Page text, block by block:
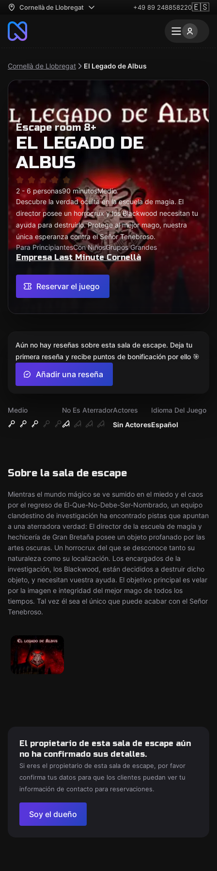
Cornellà de Llobregat +49 89 248858220🇪🇸
Cornellà de Llobregat El Legado de Albus
Escape room 8+
EL LEGADO DE
ALBUS
2 - 6 personas90 minutosMedio
Descubre la verdad oculta en la escuela de magia. El
director posee un horrocrux y los Blackwood necesitan tu
ayuda para destruirlo. Protege al mejor mago, nuestra
única esperanza contra el Señor Tenebroso.
Para PrincipiantesCon NiñosGrupos Grandes
Empresa Last Minute Cornellà
Reservar el juego
Medio
No Es Aterrador
Sin Actores
Actores
Español
Idioma Del Juego
Sobre la sala de escape
Mientras el mundo mágico se ve sumido en el miedo y el caos
por el regreso de El-Que-No-Debe-Ser-Nombrado, un equipo
clandestino de investigación ha encontrado pistas que apuntan
a una aterradora verdad: El director de la escuela de magia y
hechicería de Gran Bretaña posee un objeto profanado por las
artes oscuras. Un horrocrux del que se desconoce tanto su
naturaleza como su localización. Los encargados de la
investigación, los Blackwood, están decididos a destruir dicho
objeto, y necesitan vuestra ayuda. El objetivo principal es velar
por la imagen e integridad del mejor mago de todos los
tiempos. Tal vez él sea el único que puede acabar con el Señor
Tenebroso.
Aún no hay reseñas sobre esta sala de escape. Deja tu
primera reseña y recibe puntos de bonificación por ello 🎯
Añadir una reseña
El propietario de esta sala de escape aún
no ha confirmado sus detalles.
Si eres el propietario de esta sala de escape, por favor
confirma tus datos para que los clientes puedan ver tu
información de contacto para reservaciones.
Soy el dueño